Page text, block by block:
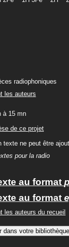
radiophoniques
les auteurs
à 15 mn
de ce projet
texte ne peut être
pour la radio
au format
au format
les auteurs du recueil